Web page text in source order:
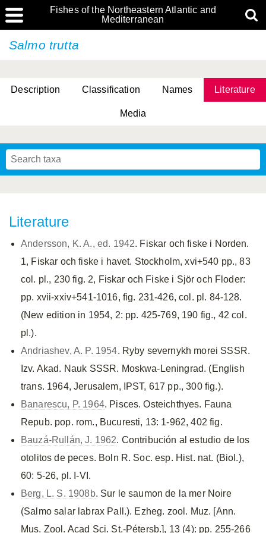
Fishes of the Northeastern Atlantic and
Mediterranean
Salmo trutta
Description Classification Names Literature
Media
Literature
Andersson, K. A., ed. 1942. Fiskar och fiske i Norden.
1, Fiskar och fiske i havet. Stockholm, xvi+540 pp., 83
col. pl., 230 fig. 2, Fiskar och Fiske i Sjör och Floder:
pp. xvii-xxiv+541-1016, fig. 231-426, col. pl. 84-128.
(New edition in 1954, 2: pp. 425-769, 190 fig., 42 col.
pl.).
Andriashev, A. P. 1954. Ryby severnykh morei SSSR.
Izv. Akad. Nauk SSSR. Moskwa-Leningrad. (English
trans. 1964, Jerusalem, IPST, 617 pp., 300 fig.).
Banarescu, P. 1964. Pisces. Osteichthyes. Fauna
Repub. pop. rom., Bucuresti, 13: 1-962, 402 fig.
Bauzá-Rullán, J. 1962. Contribución al estudio de los
otolitos de peces. Boln R. Soc. esp. Hist. nat. (Biol.),
60: 5-26, pl. I-VI.
Berg, L. S. 1908b. Sur le saumon de la mer Noire
(Salmo salar labrax Pall.). Ezheg. zool. Muz. [Ann.
Mus. Zool. Acad Sci. St.-Pétersb.], 13 (4): pp. 255-266